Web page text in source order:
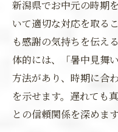
新潟県でお中元の時期
いて適切な対応を取る
も感謝の気持ちを伝え
体的には、「暑中見舞
方法があり、時期に合
を示せます。遅れても
との信頼関係を深めます